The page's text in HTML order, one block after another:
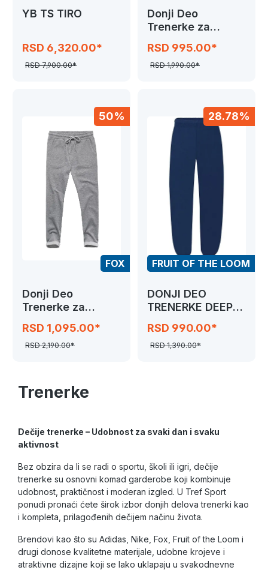
YB TS TIRO
RSD 6,320.00*
RSD 7,900.00*
Donji Deo
Trenerke za
RSD 995.00*
RSD 1,990.00*
50%
FOX
Donji Deo
Trenerke za
RSD 1,095.00*
RSD 2,190.00*
28.78%
FRUIT OF THE LOOM
DONJI DEO
TRENERKE DEEP
THE LOOM
RSD 990.00*
RSD 1,390.00*
Trenerke
Dečije trenerke – Udobnost za svaki dan i svaku
aktivnost
Bez obzira da li se radi o sportu, školi ili igri, dečije
trenerke su osnovni komad garderobe koji kombinuje
udobnost, praktičnost i moderan izgled. U Tref Sport
ponudi pronaći ćete širok izbor donjih delova trenerki kao
i kompleta, prilagođenih dečijem načinu života.
Brendovi kao što su Adidas, Nike, Fox, Fruit of the Loom i
drugi donose kvalitetne materijale, udobne krojeve i
atraktivne dizajne koji se lako uklapaju u svakodnevne